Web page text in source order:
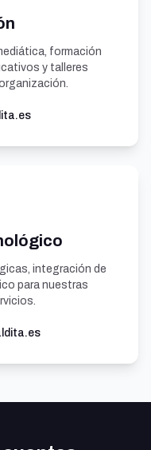
formación
y talleres
integración de
para nuestras